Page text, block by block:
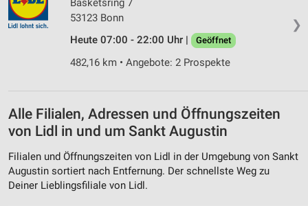
❯
Basketsring 7
53123 Bonn
Heute 07:00 - 22:00 Uhr |
Geöffnet
482,16 km • Angebote: 2 Prospekte
Alle Filialen, Adressen und Öffnungszeiten
von Lidl in und um Sankt Augustin
Filialen und Öffnungszeiten von Lidl in der Umgebung von Sankt
Augustin sortiert nach Entfernung. Der schnellste Weg zu
Deiner Lieblingsfiliale von Lidl.
Funktional